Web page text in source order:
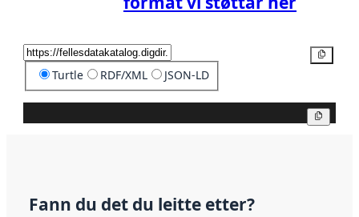
Turtle RDF/XML JSON-LD
Fann du det du leitte etter?